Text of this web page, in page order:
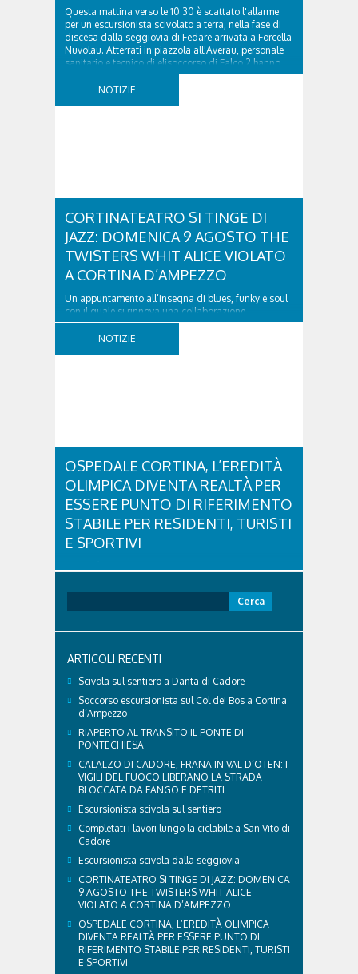
Questa mattina verso le 10.30 è scattato l'allarme
per un escursionista scivolato a terra, nella fase di
discesa dalla seggiovia di Fedare arrivata a Forcella
Nuvolau. Atterrati in piazzola all'Averau, personale
sanitario e tecnico di elisoccorso di Falco 2 hanno
raggiunto il 74enne di Teolo...
NOTIZIE
CORTINATEATRO SI TINGE DI
JAZZ: DOMENICA 9 AGOSTO THE
TWISTERS WHIT ALICE VIOLATO
A CORTINA D’AMPEZZO
Un appuntamento all’insegna di blues, funky e soul
con il quale si rinnova una collaborazione
collaudata, quella con il Dolomiti Blues&Soul
Festival. Domenica 9 agosto alle 18.00 in piazza
NOTIZIE
OSPEDALE CORTINA, L’EREDITÀ
OLIMPICA DIVENTA REALTÀ PER
ESSERE PUNTO DI RIFERIMENTO
STABILE PER RESIDENTI, TURISTI
E SPORTIVI
territorio dolomitico. Ospedale Cortina -
struttura parte di GVM Care & Research che durante i
delegazioni e pubblico, sta per entrare in una...
per:
ARTICOLI RECENTI
Scivola sul sentiero a Danta di Cadore
Soccorso escursionista sul Col dei Bos a Cortina
d’Ampezzo
RIAPERTO AL TRANSITO IL PONTE DI
PONTECHIESA
CALALZO DI CADORE, FRANA IN VAL D’OTEN: I
VIGILI DEL FUOCO LIBERANO LA STRADA
BLOCCATA DA FANGO E DETRITI
Escursionista scivola sul sentiero
Completati i lavori lungo la ciclabile a San Vito di
Cadore
Escursionista scivola dalla seggiovia
CORTINATEATRO SI TINGE DI JAZZ: DOMENICA
9 AGOSTO THE TWISTERS WHIT ALICE
VIOLATO A CORTINA D’AMPEZZO
OSPEDALE CORTINA, L’EREDITÀ OLIMPICA
DIVENTA REALTÀ PER ESSERE PUNTO DI
RIFERIMENTO STABILE PER RESIDENTI, TURISTI
E SPORTIVI